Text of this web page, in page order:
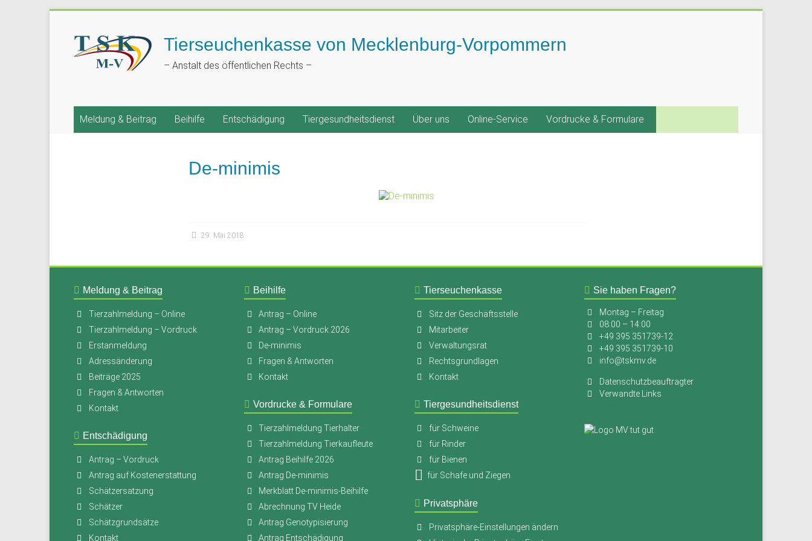
Tierseuchenkasse von Mecklenburg-Vorpommern
– Anstalt des öffentlichen Rechts –
Meldung & Beitrag Beihilfe Entschädigung Tiergesundheitsdienst Über uns Online-Service Vordrucke & Formulare
De-minimis
29. Mai 2018
Meldung & Beitrag
Tierzahlmeldung – Online
Tierzahlmeldung – Vordruck
Erstanmeldung
Adressänderung
Beiträge 2025
Fragen & Antworten
Kontakt
Entschädigung
Antrag – Vordruck
Antrag auf Kostenerstattung
Schätzersatzung
Schätzer
Schätzgrundsätze
Kontakt
Beihilfe
Antrag – Online
Antrag – Vordruck 2026
De-minimis
Fragen & Antworten
Kontakt
Vordrucke & Formulare
Tierzahlmeldung Tierhalter
Tierzahlmeldung Tierkaufleute
Antrag Beihilfe 2026
Antrag De-minimis
Merkblatt De-minimis-Beihilfe
Abrechnung TV Heide
Antrag Genotypisierung
Antrag Entschädigung
Tierseuchenkasse
Sitz der Geschäftsstelle
Mitarbeiter
Verwaltungsrat
Rechtsgrundlagen
Kontakt
Tiergesundheitsdienst
für Schweine
für Rinder
für Bienen
für Schafe und Ziegen
Privatsphäre
Privatsphäre-Einstellungen ändern
Sie haben Fragen?
Montag – Freitag
08:00 – 14:00
+49 395 351739-12
+49 395 351739-10
info@tskmv.de
Datenschutzbeauftragter
Verwandte Links